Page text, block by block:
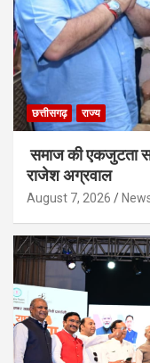
छत्तीसगढ़ राज्य
समाज की एकजुटता
राजेश अग्रवाल
August 7, 2026